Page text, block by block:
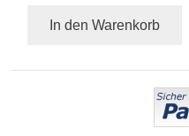
In den Warenkorb